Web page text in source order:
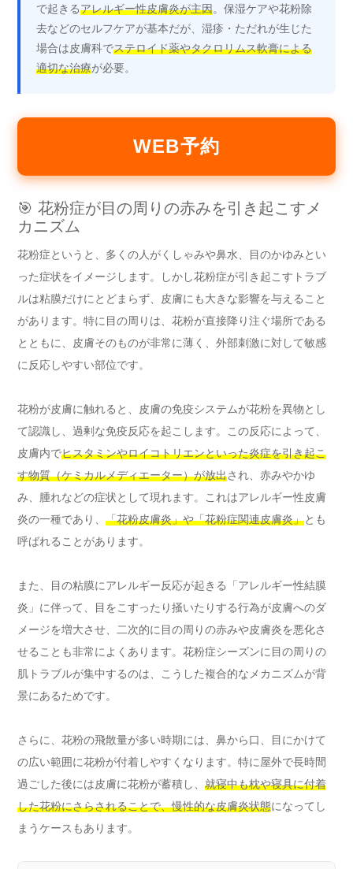
で起きるアレルギー性皮膚炎が主因。保湿ケアや花粉除
去などのセルフケアが基本だが、湿疹・ただれが生じた
場合は皮膚科でステロイド薬やタクロリムス軟膏による
適切な治療が必要。
WEB予約
🎯 花粉症が目の周りの赤みを引き起こすメ
カニズム
花粉症というと、多くの人がくしゃみや鼻水、目のかゆみとい
った症状をイメージします。しかし花粉症が引き起こすトラブ
ルは粘膜だけにとどまらず、皮膚にも大きな影響を与えること
があります。特に目の周りは、花粉が直接降り注ぐ場所である
とともに、皮膚そのものが非常に薄く、外部刺激に対して敏感
に反応しやすい部位です。
花粉が皮膚に触れると、皮膚の免疫システムが花粉を異物とし
て認識し、過剰な免疫反応を起こします。この反応によって、
皮膚内でヒスタミンやロイコトリエンといった炎症を引き起こ
す物質（ケミカルメディエーター）が放出され、赤みやかゆ
み、腫れなどの症状として現れます。これはアレルギー性皮膚
炎の一種であり、 「花粉皮膚炎」や「花粉症関連皮膚炎」とも
呼ばれることがあります。
また、目の粘膜にアレルギー反応が起きる「アレルギー性結膜
炎」に伴って、目をこすったり掻いたりする行為が皮膚へのダ
メージを増大させ、二次的に目の周りの赤みや皮膚炎を悪化さ
せることも非常によくあります。花粉症シーズンに目の周りの
肌トラブルが集中するのは、こうした複合的なメカニズムが背
景にあるためです。
さらに、花粉の飛散量が多い時期には、鼻から口、目にかけて
の広い範囲に花粉が付着しやすくなります。特に屋外で長時間
過ごした後には皮膚に花粉が蓄積し、 就寝中も枕や寝具に付着
した花粉にさらされることで、慢性的な皮膚炎状態になってし
まうケースもあります。